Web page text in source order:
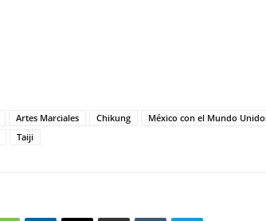
Artes Marciales Chikung México con el Mundo
Taiji